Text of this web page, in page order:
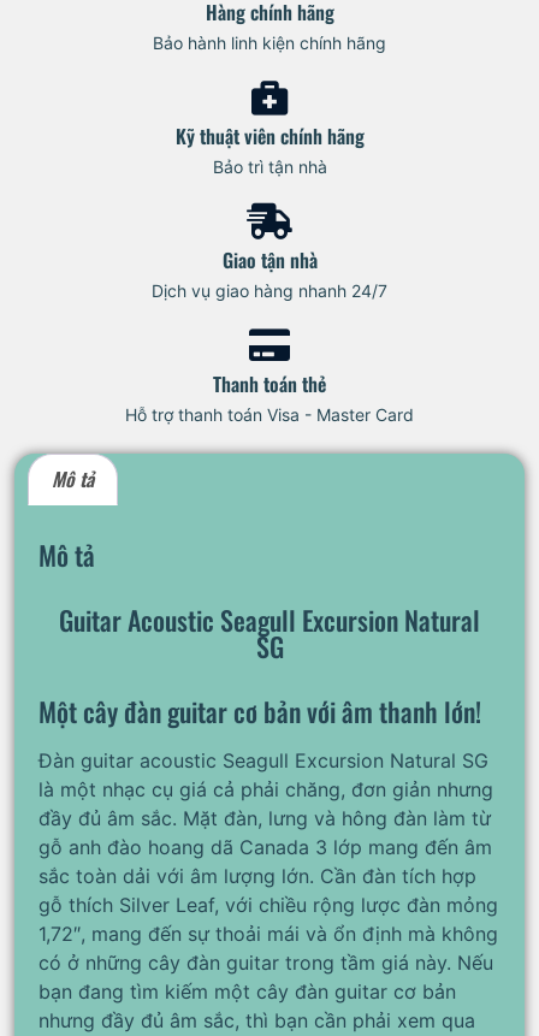
Hàng chính hãng
Bảo hành linh kiện chính hãng
Kỹ thuật viên chính hãng
Bảo trì tận nhà
Giao tận nhà
Dịch vụ giao hàng nhanh 24/7
Thanh toán thẻ
Hỗ trợ thanh toán Visa - Master Card
Mô tả
Mô tả
Guitar Acoustic Seagull Excursion Natural
SG
Một cây đàn guitar cơ bản với âm thanh lớn!
Đàn guitar acoustic Seagull Excursion Natural SG
là một nhạc cụ giá cả phải chăng, đơn giản nhưng
đầy đủ âm sắc. Mặt đàn, lưng và hông đàn làm từ
gỗ anh đào hoang dã Canada 3 lớp mang đến âm
sắc toàn dải với âm lượng lớn. Cần đàn tích hợp
gỗ thích Silver Leaf, với chiều rộng lược đàn mỏng
1,72″, mang đến sự thoải mái và ổn định mà không
có ở những cây đàn guitar trong tầm giá này. Nếu
bạn đang tìm kiếm một cây đàn guitar cơ bản
nhưng đầy đủ âm sắc, thì bạn cần phải xem qua